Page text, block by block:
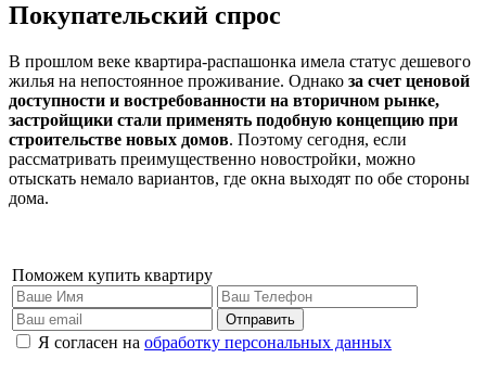
Покупательский спрос
В прошлом веке квартира-распашонка имела статус дешевого
жилья на непостоянное проживание. Однако за счет ценовой
доступности и востребованности на вторичном рынке,
застройщики стали применять подобную концепцию при
строительстве новых домов. Поэтому сегодня, если
рассматривать преимущественно новостройки, можно
отыскать немало вариантов, где окна выходят по обе стороны
дома.
Поможем купить квартиру
Отправить
Я согласен на обработку персональных данных